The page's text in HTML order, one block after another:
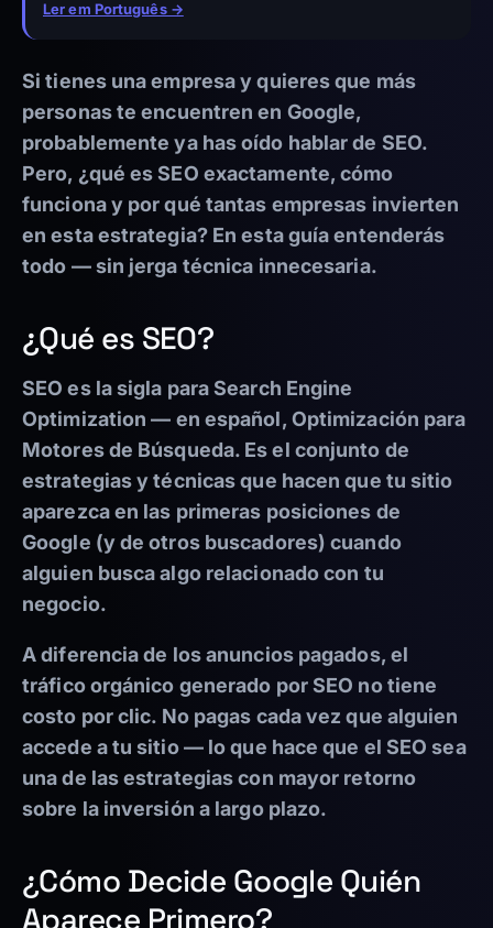
Ler em Português →
Si tienes una empresa y quieres que más
personas te encuentren en Google,
probablemente ya has oído hablar de SEO.
Pero, ¿qué es SEO exactamente, cómo
funciona y por qué tantas empresas invierten
en esta estrategia? En esta guía entenderás
todo — sin jerga técnica innecesaria.
¿Qué es SEO?
SEO es la sigla paraSearch Engine
Optimization — en español, Optimización para
Motores de Búsqueda. Es el conjunto de
estrategias y técnicas que hacen que tu sitio
aparezca en las primeras posiciones de
Google (y de otros buscadores) cuando
alguien busca algo relacionado con tu
negocio.
A diferencia de los anuncios pagados, el
tráfico orgánico generado por SEO no tiene
costo por clic. No pagas cada vez que alguien
accede a tu sitio — lo que hace que el SEO sea
una de las estrategias con mayor retorno
sobre la inversión a largo plazo.
¿Cómo Decide Google Quién
Aparece Primero?